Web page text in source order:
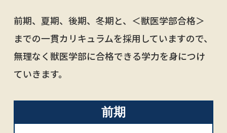
前期、夏期、後期、冬期と、＜獣医学部合格＞
までの一貫カリキュラムを採用していますので、
無理なく獣医学部に合格できる学力を身につけ
ていきます。
前期